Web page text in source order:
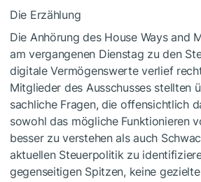
Die Erzählung
Die Anhörung des House Ways and
am vergangenen Dienstag zu den
digitale Vermögenswerte verlief
Mitglieder des Ausschusses stellten
sachliche Fragen, die offensichtlich
sowohl das mögliche Funktionieren
besser zu verstehen als auch
aktuellen Steuerpolitik zu
gegenseitigen Spitzen, keine